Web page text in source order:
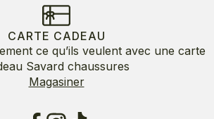
CARTE CADEAU
ce qu’ils veulent avec une carte
Savard chaussures
Magasiner